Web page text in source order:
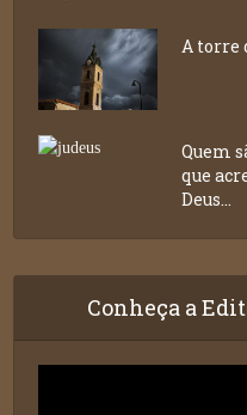
A torre
Quem
que
Deus...
Conheça a